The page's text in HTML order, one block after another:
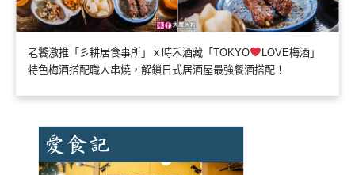
老饕激推「彡耕居食事所」ｘ時禾酒藏「TOKYO
LOVE梅酒」
特色梅酒搭配職人串燒，解鎖日式居酒屋最強餐酒搭配！